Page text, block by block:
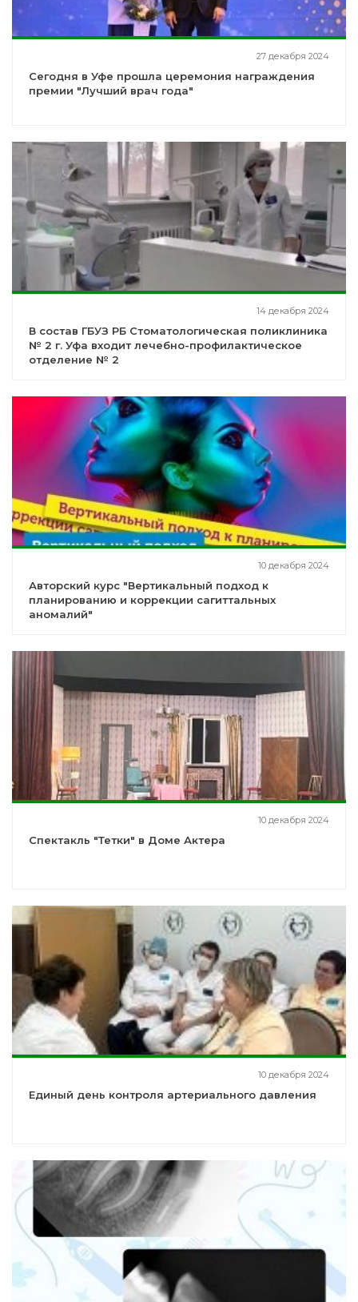
27 декабря 2024
Сегодня в Уфе прошла церемония награждения
премии "Лучший врач года"
14 декабря 2024
В состав ГБУЗ РБ Стоматологическая поликлиника
№ 2 г. Уфа входит лечебно-профилактическое
отделение № 2
10 декабря 2024
Авторский курс "Вертикальный подход к
планированию и коррекции сагиттальных
аномалий"
10 декабря 2024
Спектакль "Тетки" в Доме Актера
10 декабря 2024
Единый день контроля артериального давления